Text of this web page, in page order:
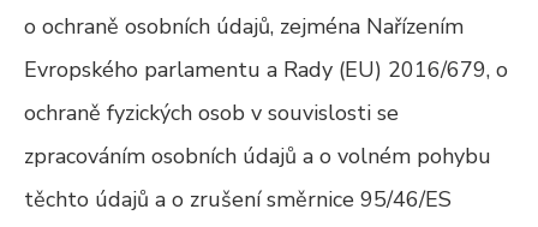
o ochraně osobních údajů, zejména Nařízením
Evropského parlamentu a Rady (EU) 2016/679, o
ochraně fyzických osob v souvislosti se
zpracováním osobních údajů a o volném pohybu
těchto údajů a o zrušení směrnice 95/46/ES